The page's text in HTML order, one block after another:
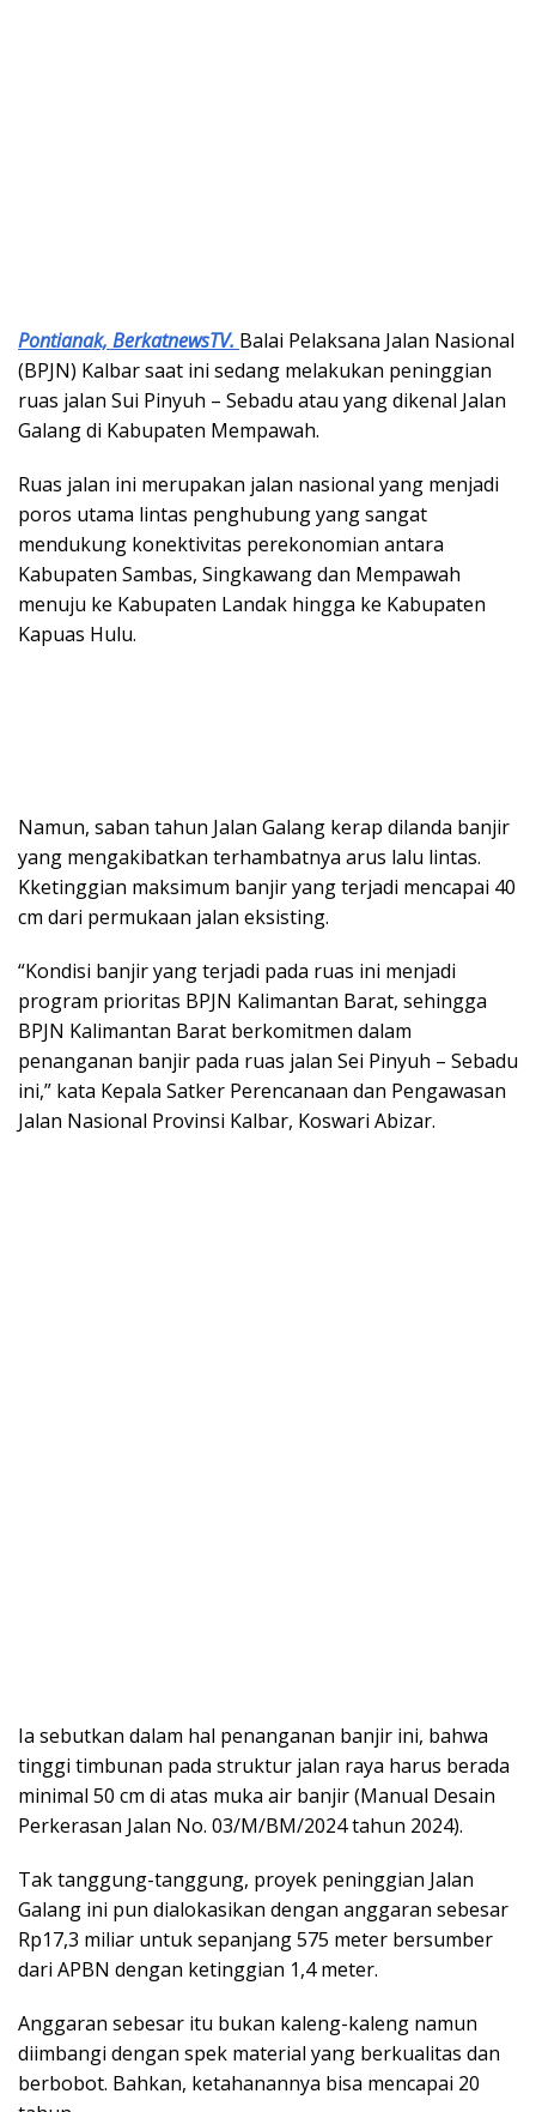
Pontianak, BerkatnewsTV. Balai Pelaksana Jalan Nasional
(BPJN) Kalbar saat ini sedang melakukan peninggian
ruas jalan Sui Pinyuh – Sebadu atau yang dikenal Jalan
Galang di Kabupaten Mempawah.
Ruas jalan ini merupakan jalan nasional yang menjadi
poros utama lintas penghubung yang sangat
mendukung konektivitas perekonomian antara
Kabupaten Sambas, Singkawang dan Mempawah
menuju ke Kabupaten Landak hingga ke Kabupaten
Kapuas Hulu.
Namun, saban tahun Jalan Galang kerap dilanda banjir
yang mengakibatkan terhambatnya arus lalu lintas.
Kketinggian maksimum banjir yang terjadi mencapai 40
cm dari permukaan jalan eksisting.
“Kondisi banjir yang terjadi pada ruas ini menjadi
program prioritas BPJN Kalimantan Barat, sehingga
BPJN Kalimantan Barat berkomitmen dalam
penanganan banjir pada ruas jalan Sei Pinyuh – Sebadu
ini,” kata Kepala Satker Perencanaan dan Pengawasan
Jalan Nasional Provinsi Kalbar, Koswari Abizar.
Ia sebutkan dalam hal penanganan banjir ini, bahwa
tinggi timbunan pada struktur jalan raya harus berada
minimal 50 cm di atas muka air banjir (Manual Desain
Perkerasan Jalan No. 03/M/BM/2024 tahun 2024).
Tak tanggung-tanggung, proyek peninggian Jalan
Galang ini pun dialokasikan dengan anggaran sebesar
Rp17,3 miliar untuk sepanjang 575 meter bersumber
dari APBN dengan ketinggian 1,4 meter.
Anggaran sebesar itu bukan kaleng-kaleng namun
diimbangi dengan spek material yang berkualitas dan
berbobot. Bahkan, ketahanannya bisa mencapai 20